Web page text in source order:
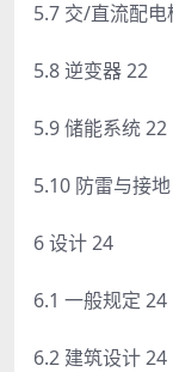
5.7 交/直流配电
5.8 逆变器 22
5.9 储能系统 22
5.10 防雷与接
6 设计 24
6.1 一般规定 24
6.2 建筑设计 24